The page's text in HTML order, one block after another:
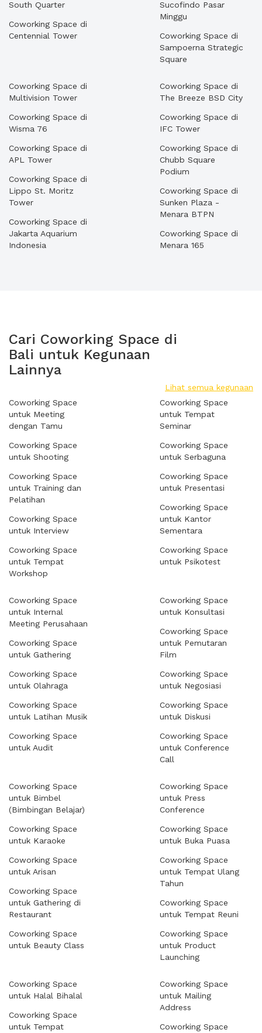
South Quarter
Coworking Space di
Centennial Tower
Sucofindo Pasar
Minggu
Coworking Space di
Sampoerna Strategic
Square
Coworking Space di
Multivision Tower
Coworking Space di
Wisma 76
Coworking Space di
APL Tower
Coworking Space di
Lippo St. Moritz
Tower
Coworking Space di
Jakarta Aquarium
Indonesia
Coworking Space di
The Breeze BSD City
Coworking Space di
IFC Tower
Coworking Space di
Chubb Square
Podium
Coworking Space di
Sunken Plaza -
Menara BTPN
Coworking Space di
Menara 165
Cari Coworking Space di
Bali untuk Kegunaan
Lainnya
Lihat semua kegunaan
Coworking Space
untuk Meeting
dengan Tamu
Coworking Space
untuk Shooting
Coworking Space
untuk Training dan
Pelatihan
Coworking Space
untuk Interview
Coworking Space
untuk Tempat
Workshop
Coworking Space
untuk Tempat
Seminar
Coworking Space
untuk Serbaguna
Coworking Space
untuk Presentasi
Coworking Space
untuk Kantor
Sementara
Coworking Space
untuk Psikotest
Coworking Space
untuk Internal
Meeting Perusahaan
Coworking Space
untuk Gathering
Coworking Space
untuk Olahraga
Coworking Space
untuk Latihan Musik
Coworking Space
untuk Audit
Coworking Space
untuk Konsultasi
Coworking Space
untuk Pemutaran
Film
Coworking Space
untuk Negosiasi
Coworking Space
untuk Diskusi
Coworking Space
untuk Conference
Call
Coworking Space
untuk Bimbel
(Bimbingan Belajar)
Coworking Space
untuk Karaoke
Coworking Space
untuk Arisan
Coworking Space
untuk Gathering di
Restaurant
Coworking Space
untuk Beauty Class
Coworking Space
untuk Press
Conference
Coworking Space
untuk Buka Puasa
Coworking Space
untuk Tempat Ulang
Tahun
Coworking Space
untuk Tempat Reuni
Coworking Space
untuk Product
Launching
Coworking Space
untuk Halal Bihalal
Coworking Space
untuk Tempat
Coworking Space
untuk Mailing
Address
Coworking Space